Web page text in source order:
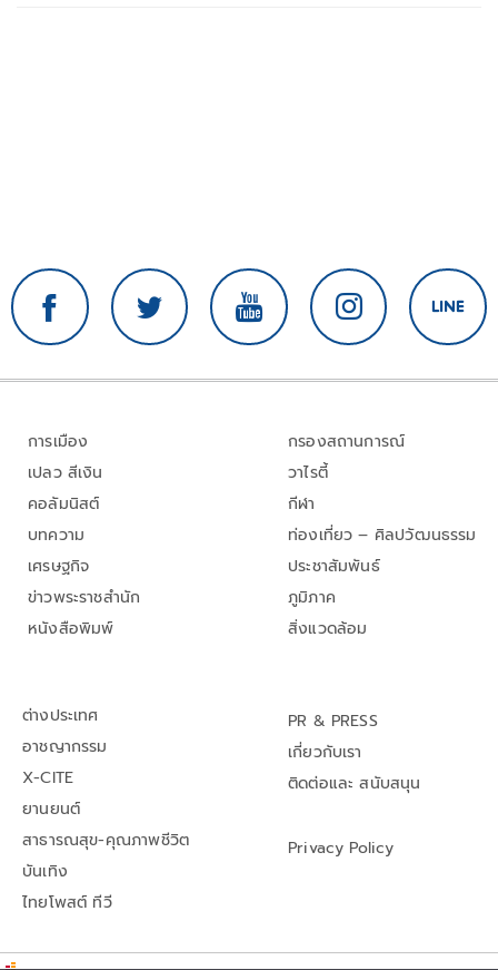
การเมือง
เปลว สีเงิน
คอลัมนิสต์
บทความ
เศรษฐกิจ
ข่าวพระราชสำนัก
หนังสือพิมพ์
กรองสถานการณ์
วาไรตี้
กีฬา
ท่องเที่ยว – ศิลปวัฒนธรรม
ประชาสัมพันธ์
ภูมิภาค
สิ่งแวดล้อม
ต่างประเทศ
อาชญากรรม
X-CITE
ยานยนต์
สาธารณสุข-คุณภาพชีวิต
บันเทิง
ไทยโพสต์ ทีวี
PR & PRESS
เกี่ยวกับเรา
ติดต่อและ สนับสนุน
Privacy Policy